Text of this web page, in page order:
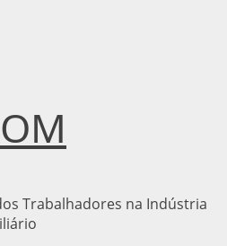
Trabalhadores na Indústria